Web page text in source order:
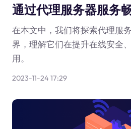
通过代理服务器服务
在本文中，我们将探索代理服
界，理解它们在提升在线安全
用。
2023-11-24 17:29